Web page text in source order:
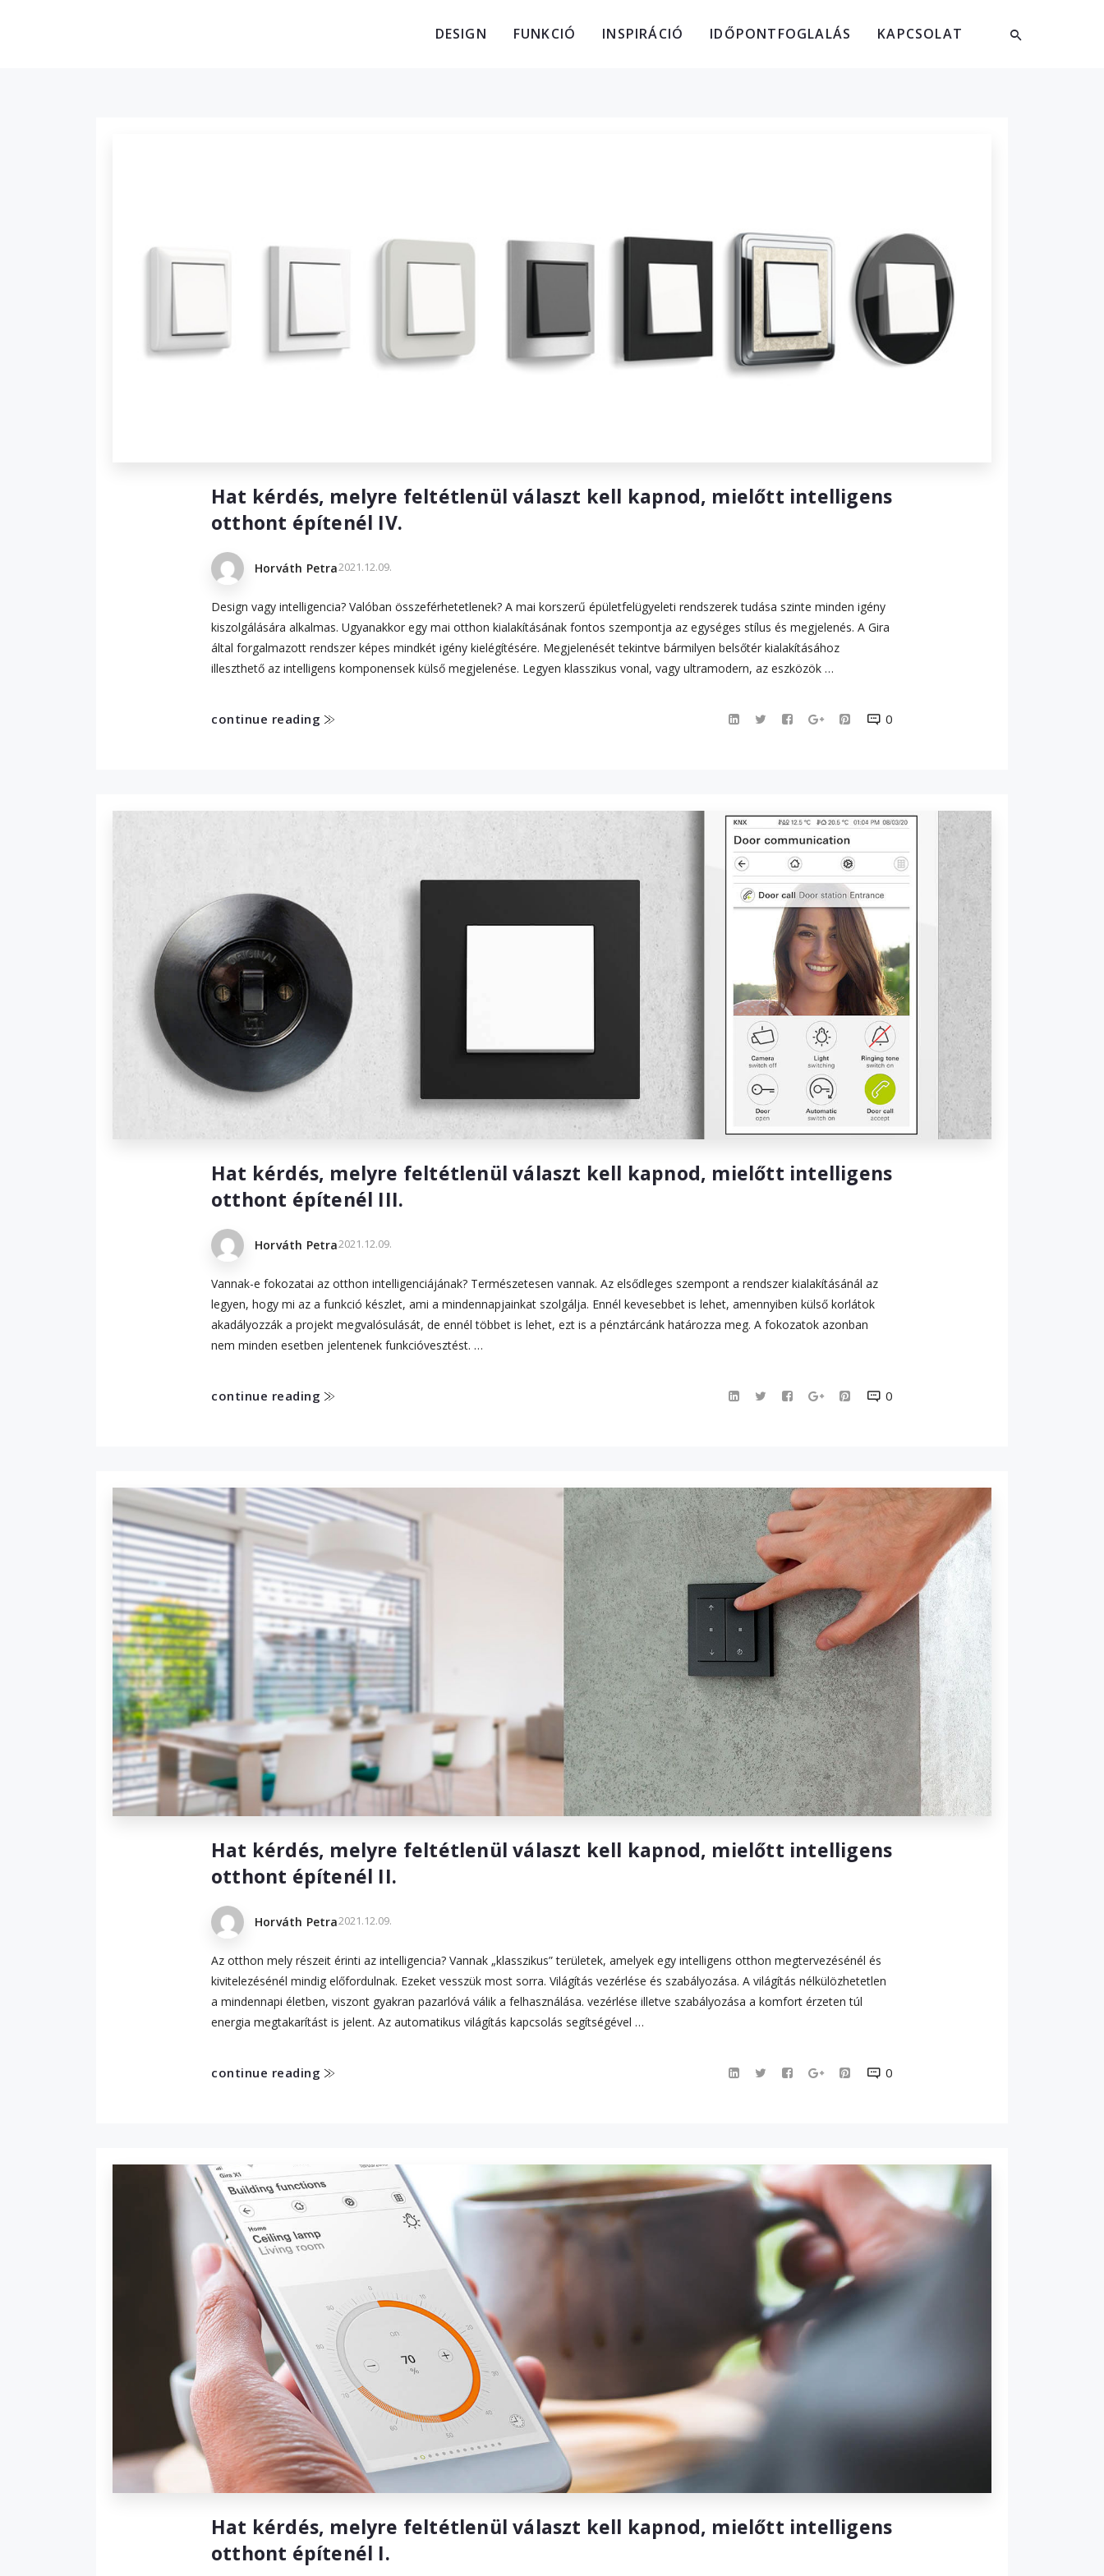
DESIGN FUNKCIÓ INSPIRÁCIÓ IDŐPONTFOGLALÁS KAPCSOLAT
Hat kérdés, melyre feltétlenül választ kell kapnod, mielőtt intelligens
otthont építenél IV.
Horváth Petra2021.12.09.
Design vagy intelligencia? Valóban összeférhetetlenek? A mai korszerű épületfelügyeleti rendszerek tudása szinte minden igény
kiszolgálására alkalmas. Ugyanakkor egy mai otthon kialakításának fontos szempontja az egységes stílus és megjelenés. A Gira
által forgalmazott rendszer képes mindkét igény kielégítésére. Megjelenését tekintve bármilyen belsőtér kialakításához
illeszthető az intelligens komponensek külső megjelenése. Legyen klasszikus vonal, vagy ultramodern, az eszközök …
continue reading 0
Hat kérdés, melyre feltétlenül választ kell kapnod, mielőtt intelligens
otthont építenél III.
Horváth Petra2021.12.09.
Vannak-e fokozatai az otthon intelligenciájának? Természetesen vannak. Az elsődleges szempont a rendszer kialakításánál az
legyen, hogy mi az a funkció készlet, ami a mindennapjainkat szolgálja. Ennél kevesebbet is lehet, amennyiben külső korlátok
akadályozzák a projekt megvalósulását, de ennél többet is lehet, ezt is a pénztárcánk határozza meg. A fokozatok azonban
nem minden esetben jelentenek funkcióvesztést. …
continue reading 0
Hat kérdés, melyre feltétlenül választ kell kapnod, mielőtt intelligens
otthont építenél II.
Horváth Petra2021.12.09.
Az otthon mely részeit érinti az intelligencia? Vannak „klasszikus” területek, amelyek egy intelligens otthon megtervezésénél és
kivitelezésénél mindig előfordulnak. Ezeket vesszük most sorra. Világítás vezérlése és szabályozása. A világítás nélkülözhetetlen
a mindennapi életben, viszont gyakran pazarlóvá válik a felhasználása. vezérlése illetve szabályozása a komfort érzeten túl
energia megtakarítást is jelent. Az automatikus világítás kapcsolás segítségével …
continue reading 0
Hat kérdés, melyre feltétlenül választ kell kapnod, mielőtt intelligens
otthont építenél I.